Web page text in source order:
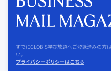
すでにGLOBIS学び放題へご登録済みの方
い。
プライバシーポリシーはこちら